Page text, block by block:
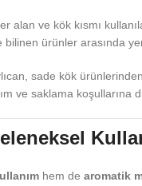
alan ve kök kısmı
ürünler arasında
sade kök
ve saklama koşullarına
hem de aromatik